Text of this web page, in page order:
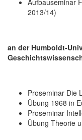
2013/14)
an der Humboldt-
Proseminar Die
Übung 1968 in
Proseminar
Übung Theorie